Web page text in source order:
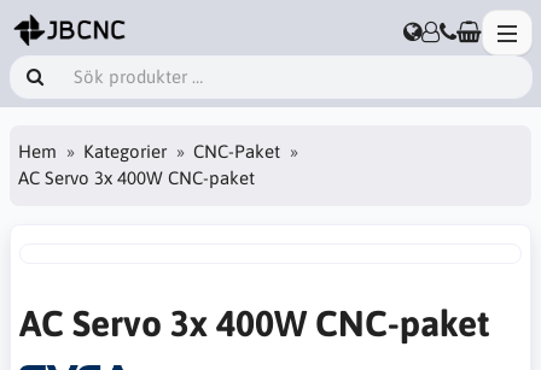
Hem Kategorier
CNC-Paket
AC Servo 3x 400W CNC-paket
AC Servo 3x 400W CNC-paket